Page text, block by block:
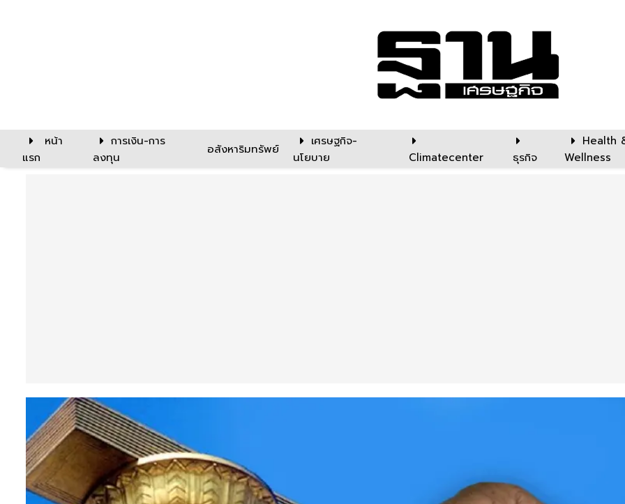
หน้า
แรก
การเงิน-การ
ลงทุน
อสังหาริมทรัพย์
เศรษฐกิจ-
นโยบาย
Climatecenter ธุรกิจ
Health
Wellness